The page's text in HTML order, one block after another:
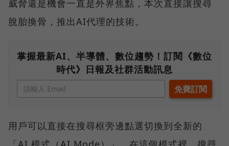
威脅還是機會一直是外界焦點，本次直接讓搜尋
脫胎換骨，推出AI代理的技術。
掌握最新AI、半導體、數位趨勢！訂閱《數位
時代》日報及社群活動訊息
用戶可以直接在搜尋框旁邊點選切換到全新的